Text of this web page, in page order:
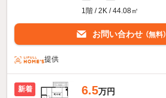
1階 / 2K / 44.08㎡
お問い合わせ （無料）
提供
新着 6.5万円